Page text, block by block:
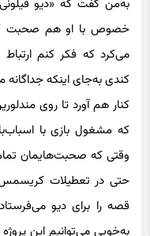
به‌من گفت که «دیو
خصوص با او هم صحبت
می‌کرد که فکر کنم
کندی به‌جای اینکه جداگانه
کنار هم آورد تا روی
که مشغول بازی با
وقتی که صحبت‌هایمان
حتی در تعطیلات کریسمس
قصه را برای دیو
به‌خوبی می‌توانیم این پروژه